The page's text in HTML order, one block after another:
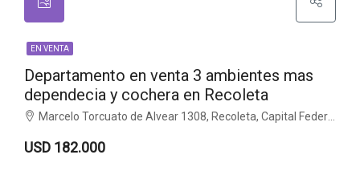
EN VENTA
Departamento en venta 3 ambientes mas
dependecia y cochera en Recoleta
Marcelo Torcuato de Alvear 1308, Recoleta, Capital Federal
USD 182.000